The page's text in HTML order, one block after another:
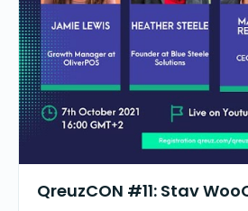
QreuzCON #11: Stav